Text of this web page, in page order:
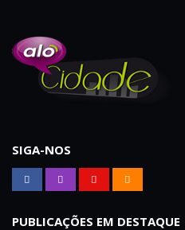
SIGA-NOS
PUBLICAÇÕES EM DESTAQUE